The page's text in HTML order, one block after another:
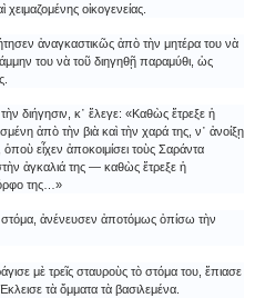
οἰκογενείας.
ἀναγκαστικῶς ἀπὸ τὴν μητέρα του νὰ
του νὰ τοῦ διηγηθῇ παραμύθι, ὡς
διήγησιν, κ᾿ ἔλεγε: «Καθὼς ἔτρεξε ἡ
ἀπὸ τὴν βιὰ καὶ τὴν χαρά της, ν᾿ ἀνοίξῃ
εἶχεν ἀποκοιμίσει τοὺς Σαράντα
ἀγκαλιά της ― καθὼς ἔτρεξε ἡ
της…»
στόμα, ἀνένευσεν ἀποτόμως ὀπίσω τὴν
μὲ τρεῖς σταυροὺς τὸ στόμα του, ἔπιασε
τὰ ὄμματα τὰ βασιλεμένα.